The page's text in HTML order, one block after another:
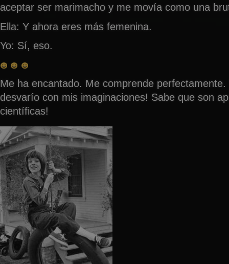
aceptar ser marimacho y me movía como una
Ella: Y ahora eres más femenina.
Yo: Sí, eso.
Me ha encantado. Me comprende
desvarío con mis imaginaciones! Sabe que son
científicas!